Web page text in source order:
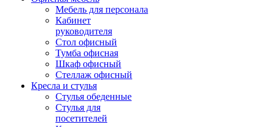
Мебель для персонала
Кабинет
руководителя
Стол офисный
Тумба офисная
Шкаф офисный
Стеллаж офисный
Кресла и стулья
Стулья обеденные
Стулья для
посетителей